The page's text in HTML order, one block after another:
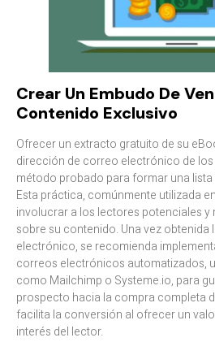
Crear Un Embudo De
Contenido Exclusivo
Ofrecer un extracto gratuito de su
dirección de correo electrónico de
método probado para formar una
Esta práctica, comúnmente utilizada
involucrar a los lectores potenciales
sobre su contenido. Una vez
electrónico, se recomienda
correos electrónicos automatizados,
como Mailchimp o Systeme.io, para
prospecto hacia la compra completa
facilita la conversión al ofrecer un
interés del lector.​